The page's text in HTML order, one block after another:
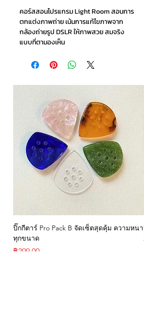
คอร์สสอนโปรแกรม Light Room สอนการ
ตกแต่งภาพถ่าย เน้นการแก้ไขภาพจาก
กล้องถ่ายรูป DSLR ให้ภาพสวย สมจริง
แบบที่ตามองเห็น
ปิ๊กกีตาร์ Pro Pack B จัดเซ็ตสุดคุ้ม ความหนา
ทุกขนาด
ราคา
฿299.00
ปิ๊ก
2 แ